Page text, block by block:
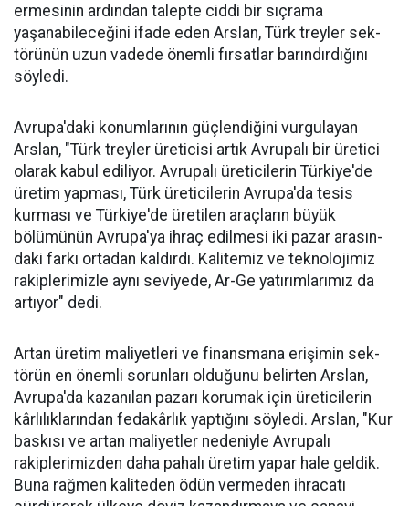
ermesinin ardından talepte ciddi bir sıçrama
yaşanabileceğini ifa­de eden Arslan, Türk treyler sek­
törünün uzun vadede önemli fır­satlar barındırdığını
söyledi.
Avrupa'daki konumlarının güçlendiğini vurgulayan
Arslan, "Türk treyler üreticisi artık Avru­palı bir üretici
ola­rak kabul ediliyor. Avrupalı üreticile­rin Türkiye'de
üre­tim yapması, Türk üreticilerin Avru­pa'da tesis
kurması ve Türkiye'de üreti­len araçların büyük
bölümünün Avru­pa'ya ihraç edilme­si iki pazar arasın­
daki farkı ortadan kaldırdı. Kalitemiz ve teknolojimiz
ra­kiplerimizle aynı seviyede, Ar-Ge ya­tırımlarımız da
ar­tıyor" dedi.
Artan üretim ma­liyetleri ve finans­mana erişimin sek­
törün en önemli sorunları oldu­ğunu belirten Arslan,
Avrupa'da kazanılan pazarı korumak için üreticilerin
kârlılıklarından fe­dakârlık yaptığını söyledi. Arslan, "Kur
baskısı ve artan maliyetler nedeniyle Avrupalı
rakiplerimiz­den daha pahalı üretim yapar ha­le geldik.
Buna rağmen kaliteden ödün vermeden ihracatı